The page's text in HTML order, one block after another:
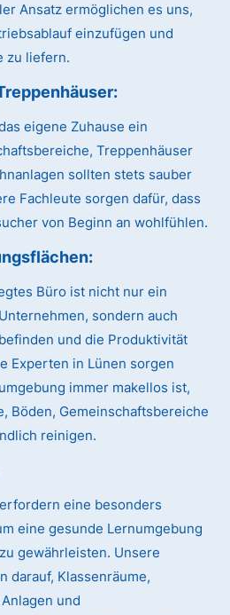
Ansatz ermöglichen es uns,
einzufügen und
zu liefern.
:
eigene Zuhause ein
Treppenhäuser
sollten stets sauber
Fachleute sorgen dafür, dass
von Beginn an wohlfühlen.
:
Büro ist nicht nur ein
sondern auch
und die Produktivität
Experten in Lünen sorgen
immer makellos ist,
Böden, Gemeinschaftsbereiche
reinigen.
eine besonders
eine gesunde Lernumgebung
gewährleisten. Unsere
darauf, Klassenräume,
und